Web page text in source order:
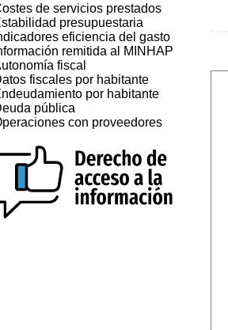
de servicios prestados
presupuestaria
eficiencia del gasto
remitida al MINHAP
fiscal
fiscales por habitante
por habitante
pública
con proveedores